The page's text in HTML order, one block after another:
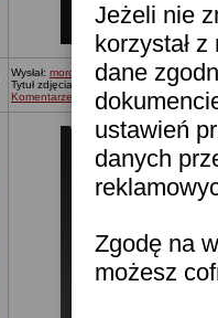
Jeżeli nie
korzystał
dane
ustawień
danych
Zgodę na
możesz
Wysłał: moronica
Tytuł zdjęcia: Bez tytułu
Komentarze